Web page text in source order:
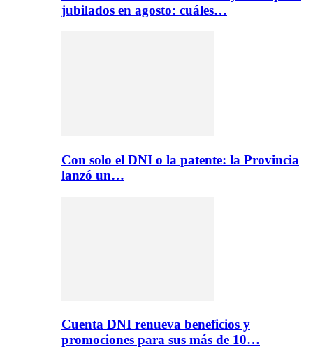
jubilados en agosto: cuáles…
Con solo el DNI o la patente: la Provincia
lanzó un…
Cuenta DNI renueva beneficios y
promociones para sus más de 10…